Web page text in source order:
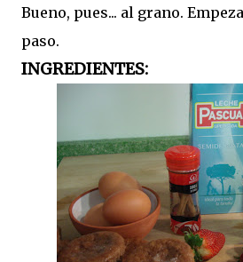
Bueno, pues... al grano.
paso.
INGREDIENTES: